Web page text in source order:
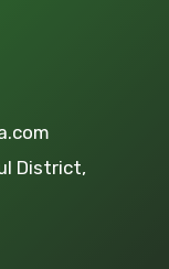
District,